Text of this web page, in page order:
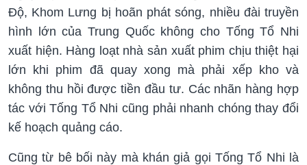
Độ, Khom Lưng bị hoãn phát sóng, nhiều đài truyền
hình lớn của Trung Quốc không cho Tống Tổ Nhi
xuất hiện. Hàng loạt nhà sản xuất phim chịu thiệt hại
lớn khi phim đã quay xong mà phải xếp kho và
không thu hồi được tiền đầu tư. Các nhãn hàng hợp
tác với Tống Tổ Nhi cũng phải nhanh chóng thay đổi
kế hoạch quảng cáo.
Cũng từ bê bối này mà khán giả gọi Tống Tổ Nhi là